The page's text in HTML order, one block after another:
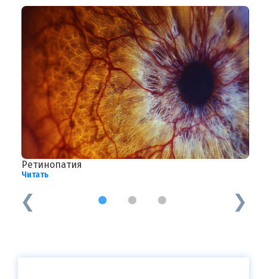
Ретинопатия
Читать
1 2 3